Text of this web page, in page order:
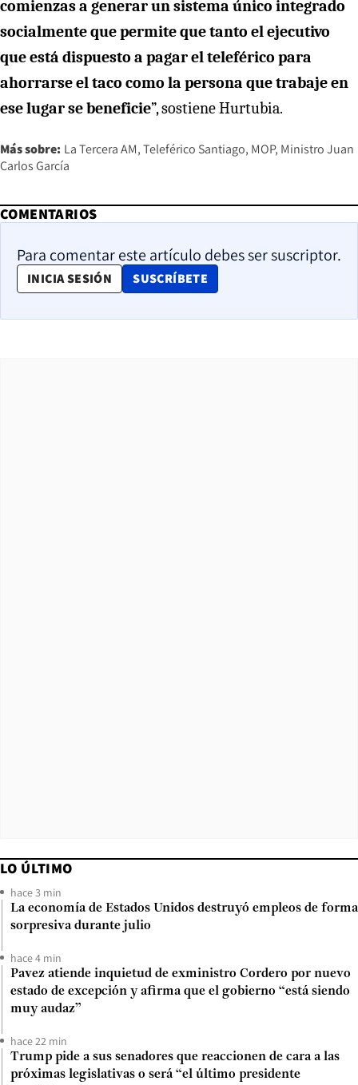
comienzas a generar un sistema único integrado
socialmente que permite que tanto el ejecutivo
que está dispuesto a pagar el teleférico para
ahorrarse el taco como la persona que trabaje en
ese lugar se beneficie”, sostiene Hurtubia.
Más sobre: La Tercera AM Teleférico Santiago MOP Ministro Juan
Carlos García
COMENTARIOS
Para comentar este artículo debes ser suscriptor.
INICIA SESIÓN SUSCRÍBETE
OPENS IN NEW WINDOW
LO ÚLTIMO
hace 3 min
La economía de Estados Unidos destruyó empleos de forma
sorpresiva durante julio
hace 4 min
Pavez atiende inquietud de exministro Cordero por nuevo
estado de excepción y afirma que el gobierno “está siendo
muy audaz”
hace 22 min
Trump pide a sus senadores que reaccionen de cara a las
próximas legislativas o será “el último presidente